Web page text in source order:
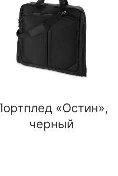
«Остин»,
черный